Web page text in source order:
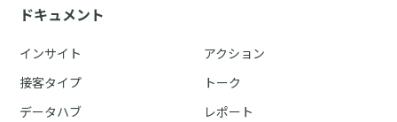
ドキュメント
インサイト
アクション
接客タイプ
トーク
データハブ
レポート